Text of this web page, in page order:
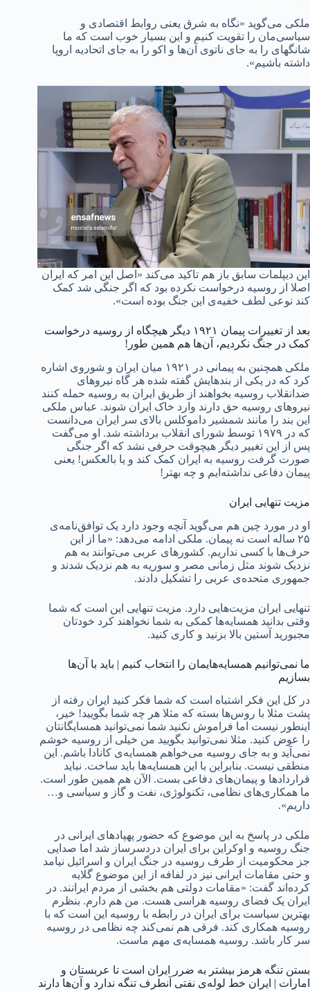
ملکی می‌گوید «نگاه به شرق یعنی روابط اقتصادی و
سیاسی‌مان را تقویت کنیم و این بسیار خوب است که ما
شانگهای را به جای ناتوی آن‌ها و اکو را به جای اتحادیه اروپا
داشته باشیم».
این دیپلمات سابق باز هم تاکید می‌کند «اصل این امر که ایران
اصلا از روسیه درخواست نکرده بود که اگر جنگی شد کمک
کند نوعی لطف خفیه‌ی این جنگ بوده است».
بعد از تغییرات پیمان ۱۹۲۱ دیگر هیچگاه از روسیه درخواست
کمک در جنگ نکردیم، آن‌ها هم همین طور!
ملکی همچنین به پیمانی در ۱۹۲۱ میان ایران و شوروی اشاره
کرد که در یکی از بندهایش گفته شده هر گاه نیروهای
ضدانقلاب روسیه بخواهند از طریق ایران به روسیه حمله کنند
نیروهای روسیه حق دارند وارد خاک ایران شوند. عباس ملکی
این بند را مانند شمشیر داموکلس بالای سر ایران می‌دانست
که در ۱۹۷۹ توسط شورای انقلاب برداشته شد. او می‌گفت
پس از این تغییر دیگر هیچوقت حرفی نشد که اگر جنگی
صورت گرفت روسیه به ایران کمک کند و یا بالعکس! یعنی
پیمان دفاعی نداشته‌ایم و چه بهتر!
مزیت تنهایی ایران
او در مورد چین هم می‌گوید آنچه وجود دارد یک توافق‌نامه‌ی
۲۵ ساله است نه پیمان. ملکی ادامه می‌دهد: «ما از این
حرف‌ها با کسی نداریم. کشورهای عربی می‌توانند به هم
نزدیک شوند مثل زمانی مصر و سوریه به هم نزدیک شدند و
جمهوری متحده‌ی عربی را تشکیل دادند.
تنهایی ایران مزیت‌هایی دارد. مزیت تنهایی این است که شما
وقتی بدانید همسایه‌ها کمکی به شما نخواهند کرد خودتان
مجبورید آستین بالا بزنید و کاری کنید.
ما نمی‌توانیم همسایه‌هایمان را انتخاب کنیم | باید با آن‌ها
بسازیم
در کل این فکر اشتباه است که شما فکر کنید ایران رفته از
پشت مثلا با روس‌ها بسته که مثلا هر چه شما بگویید! خیر،
اینطور نیست اما فراموش نکنید شما نمی‌توانید همسایگانتان
را عوض کنید. مثلا نمی‌توانید بگویید من خیلی از روسیه خوشم
نمی‌آید و به جای روسیه می‌خواهم همسایه‌ی کانادا باشم. این
منطقی نیست. بنابراین با این همسایه‌ها باید ساخت. نباید
قراردادها و پیمان‌های دفاعی بست. الآن هم همین طور است.
ما همکاری‌های نظامی، تکنولوژی، نفت و گاز و سیاسی و…
داریم».
ملکی در پاسخ به این موضوع که حضور پهپادهای ایرانی در
جنگ روسیه و اوکراین برای ایران دردسرساز شد اما صدایی
جز محکومیت از طرف روسیه در جنگ ایران و اسرائیل نیامد
و حتی مقامات ایرانی نیز در لفافه از این موضوع گلایه
کرده‌اند گفت: «مقامات دولتی هم بخشی از مردم ایرانند. در
ایران یک فضای روسیه هراسی هست. من هم دارم. بنظرم
بهترین سیاست برای ایران در رابطه با روسیه این است که با
روسیه همکاری کند. فرقی هم نمی‌کند چه نظامی در روسیه
سر کار باشد. روسیه همسایه‌ی مهم ماست.
بستن تنگه هرمز بیشتر به ضرر ایران است تا عربستان و
امارات | ایران خط لوله‌ی نفتی آنطرف تنگه ندارد و آن‌ها دارند